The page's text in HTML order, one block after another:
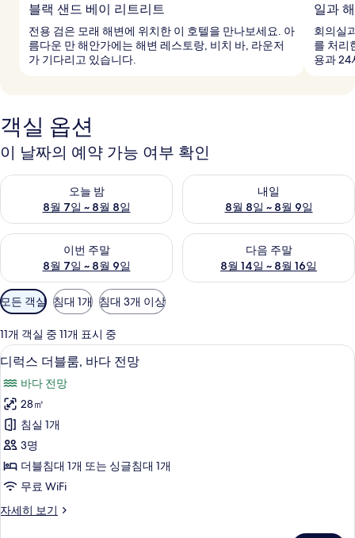
블랙 샌드 베이 리트리트
전용 검은 모래 해변에 위치한 이 호텔을 만나보세요. 아
름다운 만 해안가에는 해변 레스토랑, 비치 바, 라운저
가 기다리고 있습니다.
일과
회의실
를 처리
용과 24
객실 옵션
이 날짜의 예약 가능 여부 확인
오늘 밤
8월 7일 ~ 8월 8일
오늘 밤 예약 가능 여부 확인, 8월 7일 ~ 8월 8일
내일
8월 8일 ~ 8월 9일
내일 예약 가능 여부 확인, 8월
이번 주말
8월 7일 ~ 8월 9일
이번 주말 예약 가능 여부 확인, 8월 7일 ~ 8월 9일
다음 주말
8월 14일 ~ 8월 16일
다음 주말 예약 가능 여부 확인,
객
실
에
사
용
가
능
한
필
터
모든 객실 침대 1개 침대 3개 이상
11개 객실 중 11개 표시 중
디
럭
스
더
블
룸,
바
다
전
디럭스 더블룸, 바다 전망 | 미니바, 객
3
디럭스 더블룸, 바다 전망
바다 전망
28㎡
침실 1개
3명
더블침대 1개 또는 싱글침대 1개
무료 WiFi
자세히 보기
디